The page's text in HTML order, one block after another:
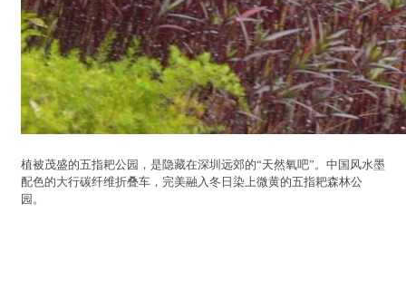
植被茂盛的五指耙公园，是隐藏在深圳远郊的“天然氧吧”。中国风水墨
配色的大行碳纤维折叠车，完美融入冬日染上微黄的五指耙森林公
园。